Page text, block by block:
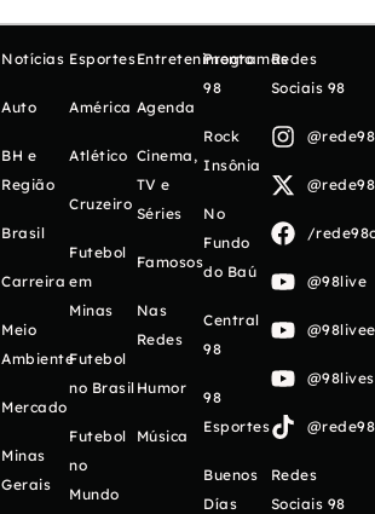
Notícias
Auto
BH e
Região
Brasil
Carreira
Meio
Ambiente
Mercado
Minas
Gerais
Esportes
América
Atlético
Cruzeiro
Futebol
em
Minas
Futebol
no Brasil
Futebol
no
Mundo
Entretenimento
Agenda
Cinema,
TV e
Séries
Famosos
Nas
Redes
Humor
Música
Programas
98
Rock
Insônia
No
Fundo
do Baú
Central
98
98
Esportes
Buenos
Días
Redes
Sociais 98
/
@98live
Redes
Sociais 98